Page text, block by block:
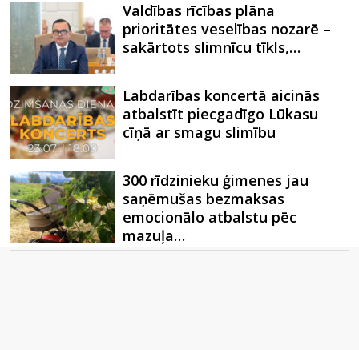
Valdības rīcības plāna
prioritātes veselības nozarē –
sakārtots slimnīcu tīkls,…
Labdarības koncertā aicinās
atbalstīt piecgadīgo Lūkasu
cīņā ar smagu slimību
300 rīdzinieku ģimenes jau
saņēmušas bezmaksas
emocionālo atbalstu pēc
mazuļa…